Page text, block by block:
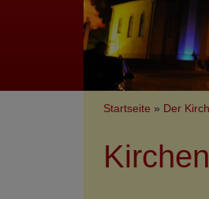
Startseite Der